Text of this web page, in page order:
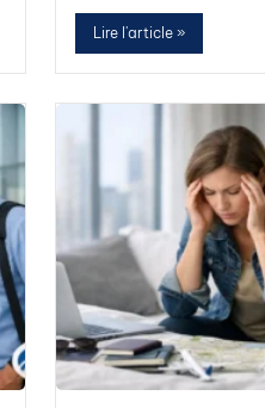
Lire l'article »